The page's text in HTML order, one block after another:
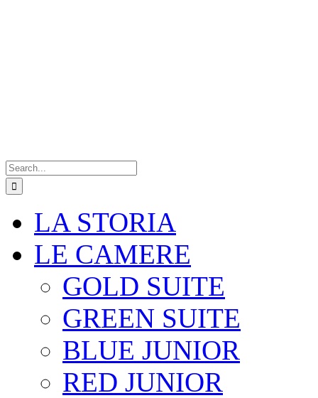
for:
LA STORIA
LE CAMERE
GOLD SUITE
GREEN SUITE
BLUE JUNIOR
RED JUNIOR